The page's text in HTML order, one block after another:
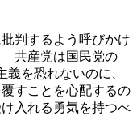
判するよう呼びかけ
共産党は国民党の
を恐れないのに、
すことを心配するの
入れる勇気を持つべ